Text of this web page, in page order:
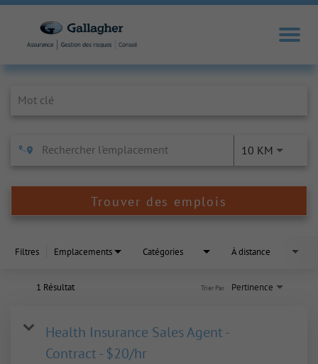
10 KM
Trouver des emplois
Filtres Emplacements Catégories À distance
1 Résultat Pertinence
Trier Par
Health Insurance Sales Agent -
Contract - $20/hr